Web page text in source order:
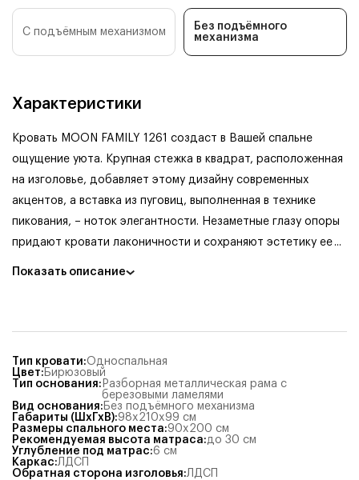
С подъёмным механизмом
Без подъёмного
механизма
Характеристики
Кровать MOON FAMILY 1261 создаст в Вашей спальне
ощущение уюта. Крупная стежка в квадрат, расположенная
на изголовье, добавляет этому дизайну современных
акцентов, а вставка из пуговиц, выполненная в технике
пикования, – ноток элегантности. Незаметные глазу опоры
придают кровати лаконичности и сохраняют эстетику ее ...
Показать описание
Тип кровати:Односпальная
Цвет: Бирюзовый
Тип основания: Разборная металлическая рама с
березовыми ламелями
Вид основания: Без подъёмного механизма
Габариты (ШхГхВ):98x210x99 см
Размеры спального места:90x200 см
Рекомендуемая высота матраса:до 30 см
Углубление под матрас:6 см
Каркас:ЛДСП
Обратная сторона изголовья:ЛДСП